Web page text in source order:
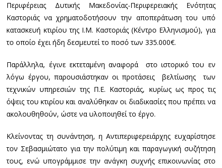
Περιφέρειας Δυτικής Μακεδονίας-Περιφερειακής Ενότητας
Καστοριάς να χρηματοδοτήσουν την αποπεράτωση του υπό
κατασκευή κτιρίου της Ι.Μ. Καστοριάς (Κέντρο Ελληνισμού), για
το οποίο έχει ήδη δεσμευτεί το ποσό των 335.000€.
Παράλληλα, έγινε εκτεταμένη αναφορά στο ιστορικό του εν
λόγω έργου, παρουσιάστηκαν οι προτάσεις βελτίωσης των
τεχνικών υπηρεσιών της Π.Ε. Καστοριάς, κυρίως ως προς τις
όψεις του κτιρίου και αναλύθηκαν οι διαδικασίες που πρέπει να
ακολουθηθούν, ώστε να υλοποιηθεί το έργο.
Κλείνοντας τη συνάντηση, η Αντιπεριφερειάρχης ευχαρίστησε
τον Σεβασμιώτατο για την πολύτιμη και παραγωγική συζήτηση
τους, ενώ υπογράμμισε την ανάγκη συχνής επικοινωνίας στο